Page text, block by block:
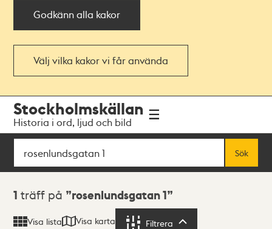
Godkänn alla kakor
Välj vilka kakor vi får använda
navigationen
huvudinnehållet
Stockholmskällan
Historia i ord, ljud och bild
Sök
Sök
Sökresultat
1 träff på rosenlundsgatan 1
Visa lista Visa karta Filtrera